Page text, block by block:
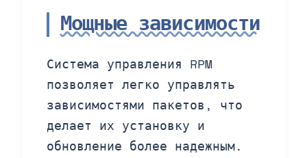
Мощные зависимости
Система управления RPM
позволяет легко управлять
зависимостями пакетов, что
делает их установку и
обновление более надежным.